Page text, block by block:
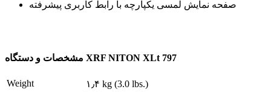
صفحه نمایش لمسی یکپارچه با رابط کاربری پیشرفته
مشخصات و دستگاه XRF NITON XLt 797
Weight ۱٫۴ kg (3.0 lbs.)